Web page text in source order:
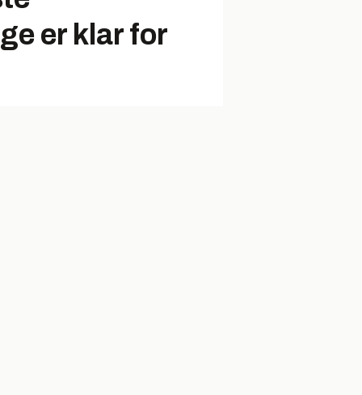
er klar for